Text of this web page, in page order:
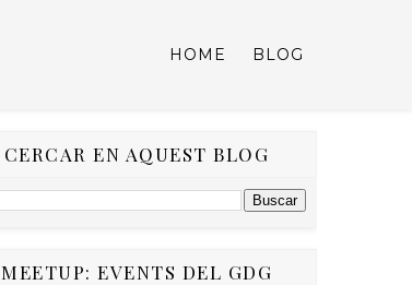
HOME BLOG
CERCAR EN AQUEST BLOG
MEETUP: EVENTS DEL GDG